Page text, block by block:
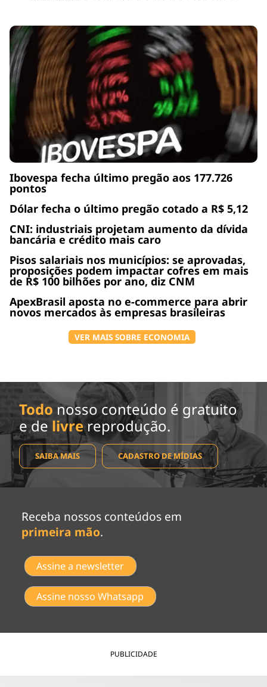
Ibovespa fecha último pregão aos 177.726
pontos
Dólar fecha o último pregão cotado a R$ 5,12
CNI: industriais projetam aumento da dívida
bancária e crédito mais caro
Pisos salariais nos municípios: se aprovadas,
proposições podem impactar cofres em mais
de R$ 100 bilhões por ano, diz CNM
ApexBrasil aposta no e-commerce para abrir
novos mercados às empresas brasileiras
VER MAIS SOBRE ECONOMIA
Todo nosso conteúdo é gratuito
e de livrereprodução.
SAIBA MAIS CADASTRO DE MÍDIAS
Receba nossos conteúdos em
primeira mão.
Assine a newsletter
Assine nosso Whatsapp
PUBLICIDADE